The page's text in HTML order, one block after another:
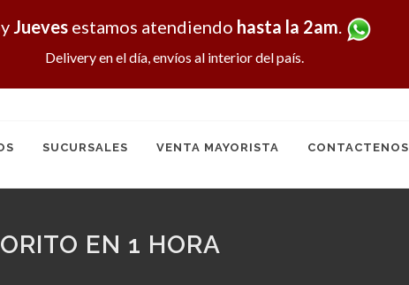
Jueves estamos atendiendo hasta la 2am.
Delivery en el día, envíos al interior del país.
SUCURSALES VENTA MAYORISTA CONTACTENOS
EN 1 HORA